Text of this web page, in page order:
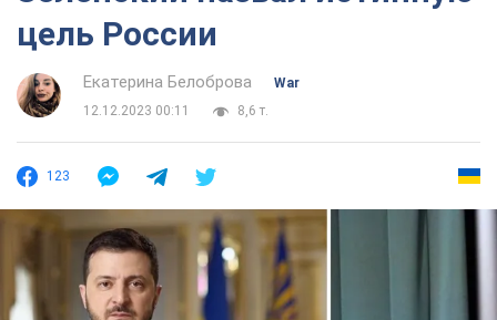
цель России
Екатерина Белоброва
War
12.12.2023 00:11
8,6 т.
123